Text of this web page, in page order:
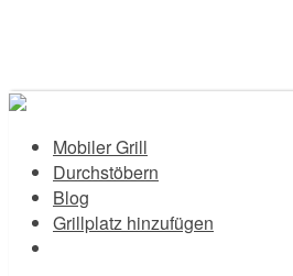
Mobiler Grill
Durchstöbern
Blog
Grillplatz hinzufügen